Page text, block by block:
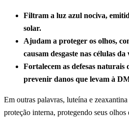
Filtram a luz azul nociva,
solar.
Ajudam a proteger os olhos,
causam desgaste nas células da
Fortalecem as defesas
prevenir danos que levam à
Em outras palavras, luteína e
proteção interna, protegendo seus olhos